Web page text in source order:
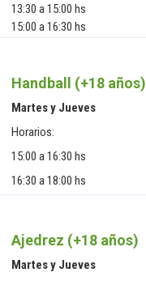
13:30 a 15:00 hs
15:00 a 16:30 hs
Handball (+18 años)
Martes y Jueves
Horarios:
15:00 a 16:30 hs
16:30 a 18:00 hs
Ajedrez (+18 años)
Martes y Jueves